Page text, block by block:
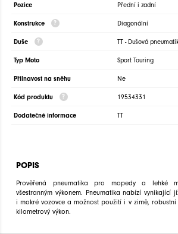
Pozice Přední i zadní
Konstrukce Diagonální
Duše TT - Dušová
Typ Moto Sport Touring
Přilnavost na sněhu Ne
Kód produktu 19534331
Dodatečné informace TT
POPIS
Prověřená pneumatika pro mopedy a lehké
všestranným výkonem. Pneumatika nabízí vynikající
i mokré vozovce a možnost použití i v zimě,
kilometrový výkon.